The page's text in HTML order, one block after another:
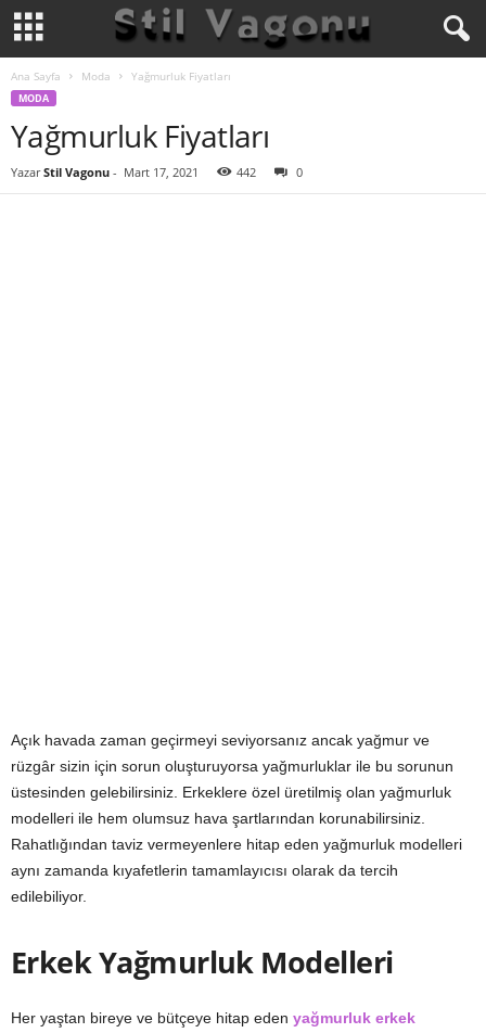
Ana Sayfa Moda Yağmurluk Fiyatları
MODA
Yağmurluk Fiyatları
Yazar Stil Vagonu - Mart 17, 2021 442 0
Açık havada zaman geçirmeyi seviyorsanız ancak yağmur ve
rüzgâr sizin için sorun oluşturuyorsa yağmurluklar ile bu sorunun
üstesinden gelebilirsiniz. Erkeklere özel üretilmiş olan yağmurluk
modelleri ile hem olumsuz hava şartlarından korunabilirsiniz.
Rahatlığından taviz vermeyenlere hitap eden yağmurluk modelleri
aynı zamanda kıyafetlerin tamamlayıcısı olarak da tercih
edilebiliyor.
Erkek Yağmurluk Modelleri
Her yaştan bireye ve bütçeye hitap eden yağmurluk erkek